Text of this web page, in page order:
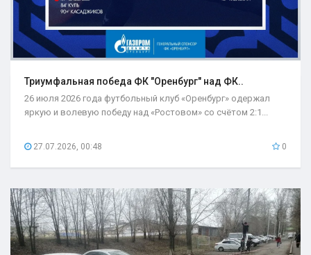
Триумфальная победа ФК "Оренбург" над ФК..
26 июля 2026 года футбольный клуб «Оренбург» одержал
яркую и волевую победу над «Ростовом» со счётом 2:1...
27.07.2026, 00:48 0